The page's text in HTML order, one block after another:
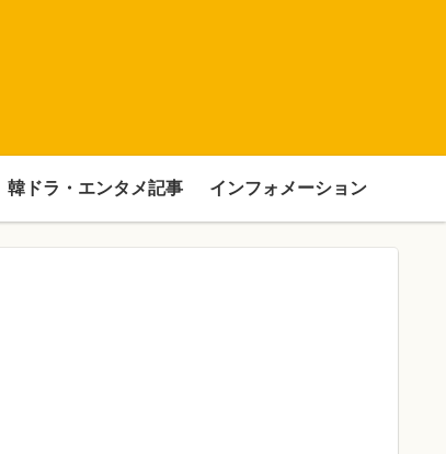
韓ドラ・エンタメ記事 インフォメーション